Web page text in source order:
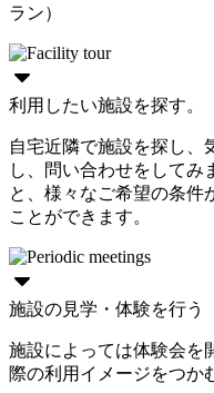
ラン）
利用したい施設を探す。
自宅近隣で施設を探し、
し、問い合わせをしてみ
と、様々なご希望の条件
ことができます。
施設の見学・体験を行う
施設によっては体験会を
際の利用イメージをつか